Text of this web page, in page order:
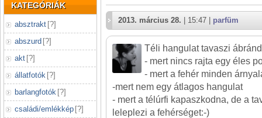
KATEGÓRIÁK
absztrakt [?]
abszurd [?]
akt [?]
állatfotók [?]
barlangfotók [?]
családi/emlékkép [?]
2013. március 28. | 15:47 | parfüm
Téli hangulat tavaszi
- mert nincs rajta egy éles
- mert a fehér minden
-mert nem egy átlagos hangulat
- mert a télúrfi kapaszkodna, de a
leleplezi a fehérséget:-)